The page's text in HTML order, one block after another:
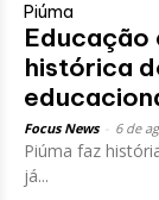
Piúma
Educação
histórica
Focus News 6 de
Piúma faz
já...